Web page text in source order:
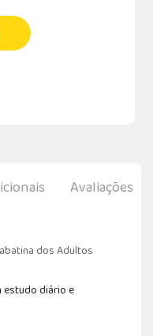
Avaliações
dos Adultos
estudo diário e